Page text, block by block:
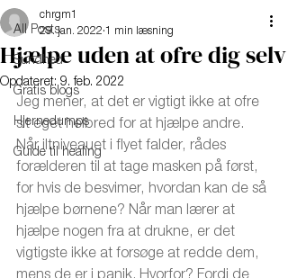
All Posts
Sundhed
Gratis blogs
Hjernedumps
Guide til healing
Hjælpe uden at ofre dig selv
chrgm1
29. jan. 2022 1 min læsning
Opdateret: 9. feb. 2022
Jeg mener, at det er vigtigt ikke at ofre
sit eget helbred for at hjælpe andre.
Når iltniveauet i flyet falder, rådes
forælderen til at tage masken på først,
for hvis de besvimer, hvordan kan de så
hjælpe børnene? Når man lærer at
hjælpe nogen fra at drukne, er det
vigtigste ikke at forsøge at redde dem,
mens de er i panik. Hvorfor? Fordi de